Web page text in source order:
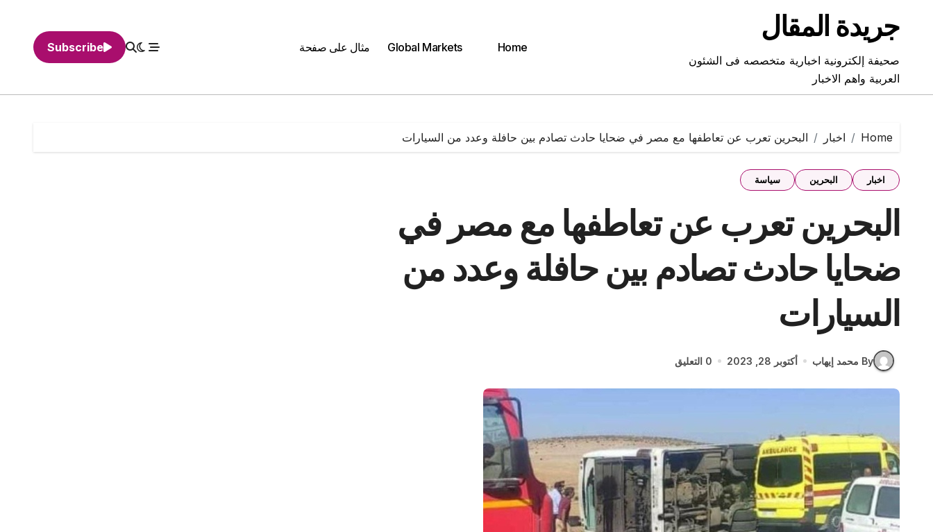
contentجريدة المقال
صحيفة إلكترونية اخبارية متخصصه فى الشئون
العربية واهم الاخبار
Home
Global Markets مثال على صفحة Subscribe
Home اخبار البحرين تعرب عن تعاطفها مع مصر في ضحايا حادث تصادم بين حافلة وعدد من السيارات
اخبار البحرين سياسة
البحرين تعرب عن تعاطفها مع مصر في
ضحايا حادث تصادم بين حافلة وعدد من
السيارات
By محمد إيهاب أكتوبر 28, 2023 0 التعليق